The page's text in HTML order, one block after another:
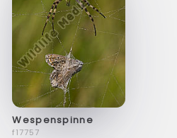
Wespenspinne
f17757